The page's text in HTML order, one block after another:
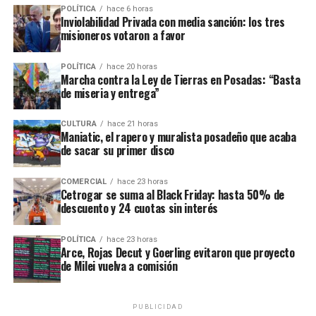
Beneficios para las empresas
Además de la preselección de personal, la Oficina de
Empleo administra distintos programas nacionales que
incentivan la contratación formal.
Uno de ellos es el programa
Trabajo, destinado a prácticas laborales similares a una
pasantía. Tiene una duración de tres o cuatro meses,
jornadas reducidas y, según Abrazian, “es por ahí el
programa que más tracción tiene en la oficina”.
El segundo es el programa de Inserción Laboral
mediante el cual las empresas efectivizan a trabajadores
y acceden a distintos beneficios.
Entre ellos, el director destacó que Nación cubre una
de incorporar nuevos entrenamientos laborales y,
proyecto de manera online o presencial. Diseñemos
juntos la ciudad”, indica el comunicado oficial.
La convocatoria es libre y gratuita para todos los
vecinos de la capital provincial. Las iniciativas deberán
presentarse con dos responsables principales y dos
acompañantes que respalden la propuesta.
La iniciativa del Municipio seleccionará11 obras
ganadoraspara el desarrollo de la ciudad.
POLÍTICA hace 6 horas
Inviolabilidad Privada con media sanción: los tres
misioneros votaron a favor
POLÍTICA hace 20 horas
Marcha contra la Ley de Tierras en Posadas: “Basta
de miseria y entrega”
CULTURA hace 21 horas
Maniatic, el rapero y muralista posadeño que acaba
de sacar su primer disco
COMERCIAL hace 23 horas
Cetrogar se suma al Black Friday: hasta 50% de
descuento y 24 cuotas sin interés
POLÍTICA hace 23 horas
Arce, Rojas Decut y Goerling evitaron que proyecto
de Milei vuelva a comisión
PUBLICIDAD